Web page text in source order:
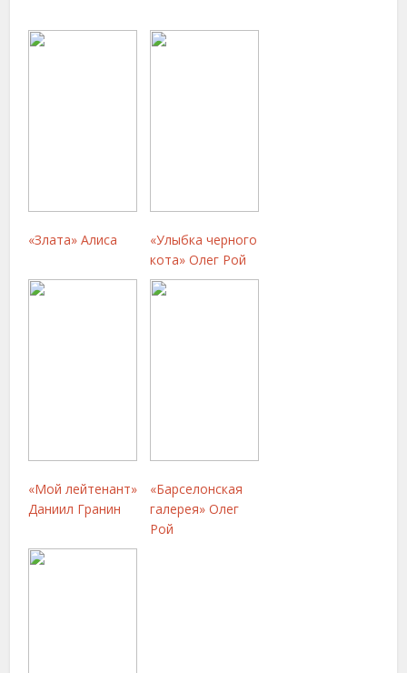
«Злата» Алиса
«Улыбка черного
кота» Олег Рой
«Мой лейтенант»
Даниил Гранин
«Барселонская
галерея» Олег
Рой